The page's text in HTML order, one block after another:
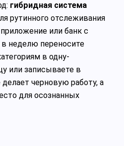
гибридная система
рутинного отслеживания
или банк с
в неделю переносите
в одну-
или записываете в
черновую работу, а
для осознанных